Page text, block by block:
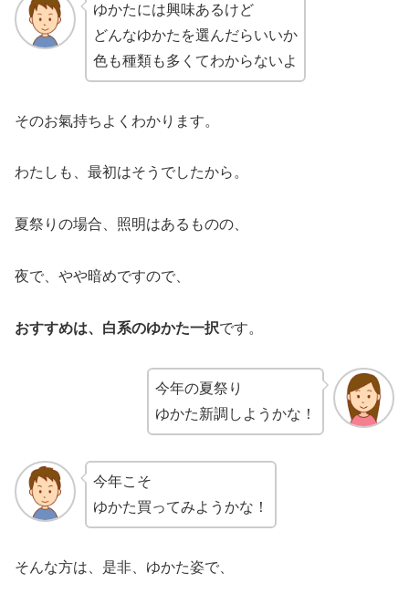
ゆかたには興味あるけど
どんなゆかたを選んだらいいか
色も種類も多くてわからないよ
そのお氣持ちよくわかります。
わたしも、最初はそうでしたから。
夏祭りの場合、照明はあるものの、
夜で、やや暗めですので、
おすすめは、白系のゆかた一択です。
今年の夏祭り
ゆかた新調しようかな！
今年こそ
ゆかた買ってみようかな！
そんな方は、是非、ゆかた姿で、